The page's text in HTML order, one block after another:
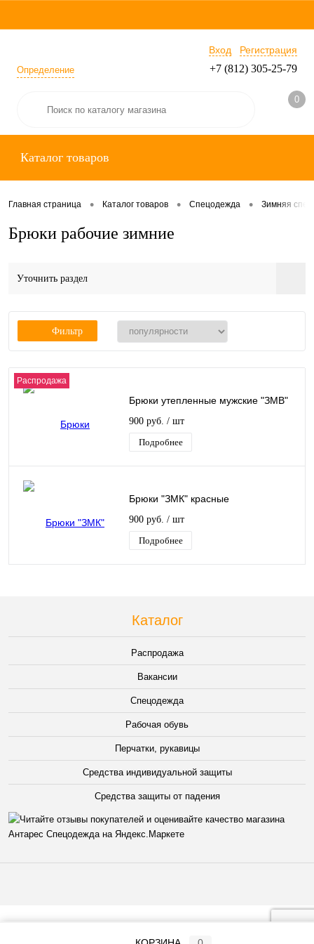
Определение
Вход Регистрация
+7 (812) 305-25-79
0
Каталог товаров
Главная страница • Каталог товаров • Спецодежда • Зимняя
Брюки рабочие зимние
Уточнить раздел
Фильтр
Распродажа
Брюки утепленные мужские "ЗМВ"
900 руб. / шт
Подробнее
Брюки "ЗМК" красные
900 руб. / шт
Подробнее
Каталог
Распродажа
Вакансии
Спецодежда
Рабочая обувь
Перчатки, рукавицы
Средства индивидуальной защиты
Средства защиты от падения